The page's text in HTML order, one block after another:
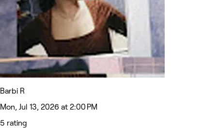
Barbi R
Mon, Jul 13, 2026 at 2:00 PM
5 rating